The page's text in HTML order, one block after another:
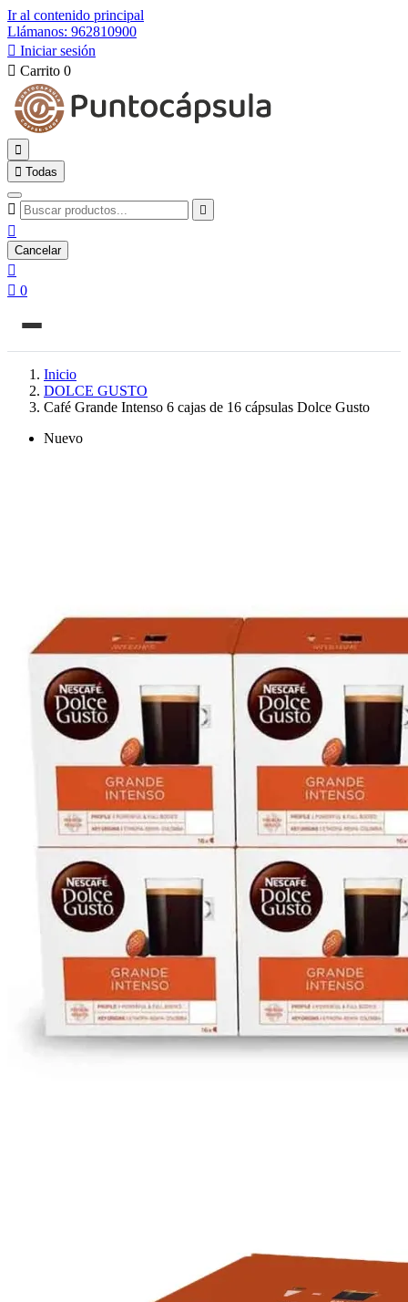
Ir al contenido principal
Llámanos: 962810900
 Iniciar sesión
 Carrito 0

 Todas
 

Cancelar

 0
Inicio
DOLCE GUSTO
Café Grande Intenso 6 cajas de 16 cápsulas Dolce Gusto
Nuevo